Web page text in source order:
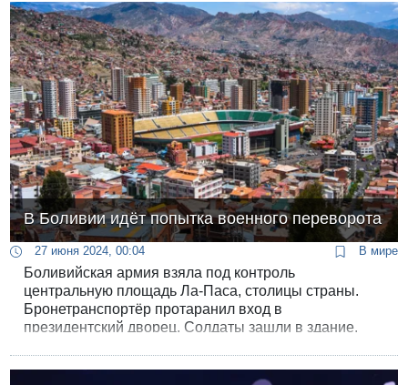
В Боливии идёт попытка военного переворота
27 июня 2024, 00:04 В мире
Боливийская армия взяла под контроль
центральную площадь Ла-Паса, столицы страны.
Бронетранспортёр протаранил вход в
президентский дворец. Солдаты зашли в здание.